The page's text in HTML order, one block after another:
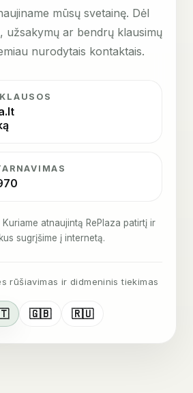
mūsų svetainę. Dėl
užsakymų ar bendrų klausimų
nurodytais kontaktais.
atnaujintą RePlaza patirtį ir
sugrįšime į internetą.
rūšiavimas ir didmeninis tiekimas
🇬🇧 🇷🇺